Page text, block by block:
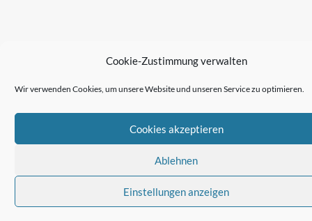
Cookie-Zustimmung verwalten
Wir verwenden Cookies, um unsere Website und unseren Service zu optimieren.
Cookies akzeptieren
Ablehnen
Einstellungen anzeigen